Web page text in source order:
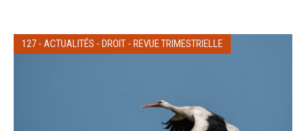
127 - ACTUALITÉS - DROIT - REVUE TRIMESTRIELLE